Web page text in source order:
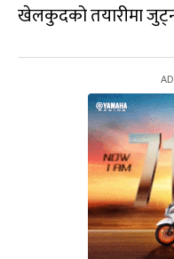
खेलकुदको तयारीमा